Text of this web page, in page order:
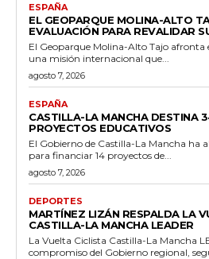
ESPAÑA
EL GEOPARQUE MOLINA-ALTO
EVALUACIÓN PARA REVALIDAR
El Geoparque Molina-Alto Tajo afronta
una misión internacional que...
agosto 7, 2026
ESPAÑA
CASTILLA-LA MANCHA DESTINA
PROYECTOS EDUCATIVOS
El Gobierno de Castilla-La Mancha ha
para financiar 14 proyectos de...
agosto 7, 2026
DEPORTES
MARTÍNEZ LIZÁN RESPALDA LA
CASTILLA-LA MANCHA LEADER
La Vuelta Ciclista Castilla-La Mancha
compromiso del Gobierno regional,